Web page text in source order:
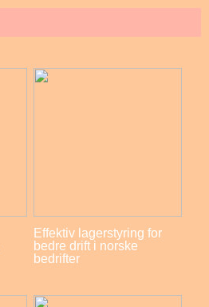
Effektiv lagerstyring for
bedre drift i norske
bedrifter